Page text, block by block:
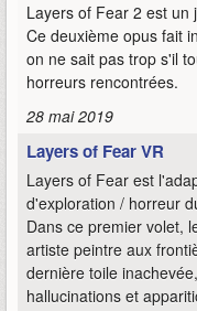
Layers of Fear 2 est
Ce deuxième opus fait
on ne sait pas trop s'il
horreurs rencontrées.
28 mai 2019
Layers of Fear VR
Layers of Fear est
d'exploration / horreur
Dans ce premier volet,
artiste peintre aux
dernière toile
hallucinations et